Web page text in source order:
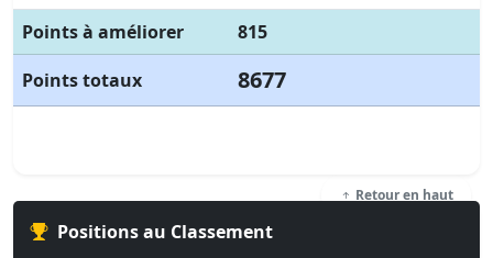
Points à améliorer
815
Points totaux
8677
Retour en haut
Positions au Classement